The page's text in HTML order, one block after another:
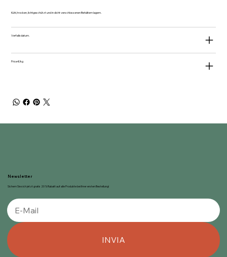
Kühl, trocken, lichtgeschützt und in dicht verschlossenen Behältern lagern.
Verfallsdatum.
Price €/kg
Newsletter
Sichern Sie sich jetzt gratis 20 % Rabatt auf alle Produkte bei Ihrer ersten Bestellung!
INVIA